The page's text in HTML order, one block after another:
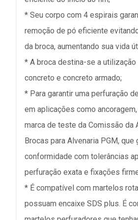
* Seu corpo com 4 espirais
remoção de pó eficiente
da broca, aumentando sua vida
* A broca destina-se a utilização
concreto e concreto armado;
* Para garantir uma perfuração
em aplicações como
marca de teste da Comissão da
Brocas para Alvenaria PGM, que
conformidade com tolerâncias
perfuração exata e fixações
* É compatível com martelos
possuam encaixe SDS plus. É